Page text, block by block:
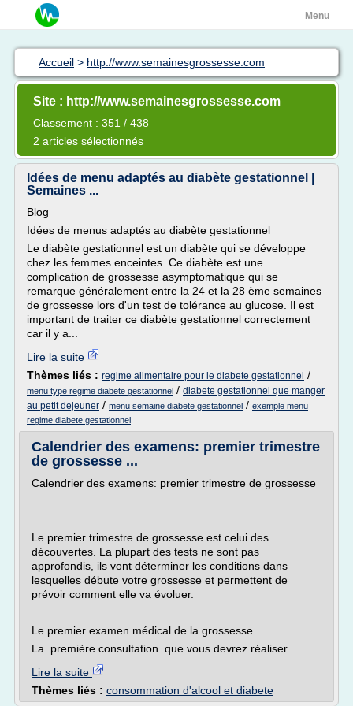
Menu
Accueil > http://www.semainesgrossesse.com
Site : http://www.semainesgrossesse.com
Classement : 351 / 438
2 articles sélectionnés
Idées de menu adaptés au diabète gestationnel |
Semaines ...
Blog
Idées de menus adaptés au diabète gestationnel
Le diabète gestationnel est un diabète qui se développe
chez les femmes enceintes. Ce diabète est une
complication de grossesse asymptomatique qui se
remarque généralement entre la 24 et la 28 ème semaines
de grossesse lors d'un test de tolérance au glucose. Il est
important de traiter ce diabète gestationnel correctement
car il y a...
Lire la suite
Thèmes liés : regime alimentaire pour le diabete gestationnel /
menu type regime diabete gestationnel / diabete gestationnel que manger
au petit dejeuner / menu semaine diabete gestationnel / exemple menu
regime diabete gestationnel
Calendrier des examens: premier trimestre
de grossesse ...
Calendrier des examens: premier trimestre de grossesse
Le premier trimestre de grossesse est celui des
découvertes. La plupart des tests ne sont pas
approfondis, ils vont déterminer les conditions dans
lesquelles débute votre grossesse et permettent de
prévoir comment elle va évoluer.
Le premier examen médical de la grossesse
La première consultation que vous devrez réaliser...
Lire la suite
Thèmes liés : consommation d'alcool et diabete